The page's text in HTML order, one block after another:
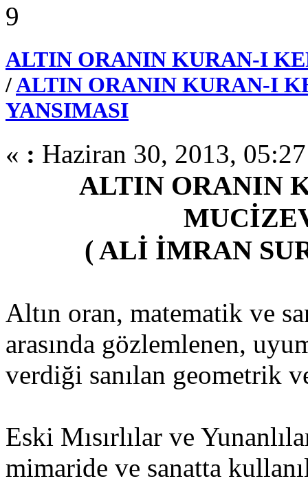
9
ALTIN ORANIN KURAN-I
/ALTIN ORANIN KURAN-I
YANSIMASI
« : Haziran 30, 2013,
ALTIN ORANIN
( ALİ İMRAN
Altın oran, matematik ve
arasında gözlemlenen,
verdiği sanılan geometrik
Eski Mısırlılar ve
mimaride ve sanatta